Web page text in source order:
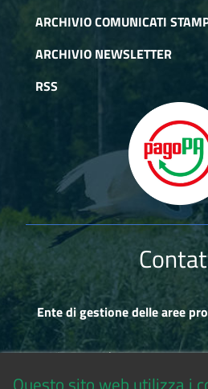
ARCHIVIO COMUNICATI
ARCHIVIO NEWSLETTER
RSS
Ente di gestione delle aree
Via Fransuà Fontan, 1 -